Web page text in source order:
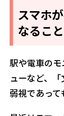
スマホ
なるこ
駅や電車の
ューなど、
弱視であって